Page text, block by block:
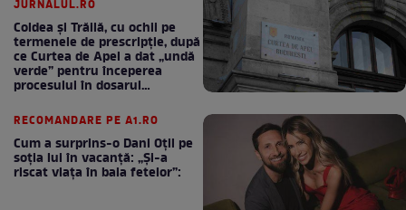
JURNALUL.RO
Coldea și Trăilă, cu ochii pe
termenele de prescripție, după
ce Curtea de Apel a dat „undă
verde” pentru începerea
procesului în dosarul
RECOMANDARE PE A1.RO
Cum a surprins-o Dani Oțil pe
soția lui în vacanță: „Și-a
riscat viața în baia fetelor”: